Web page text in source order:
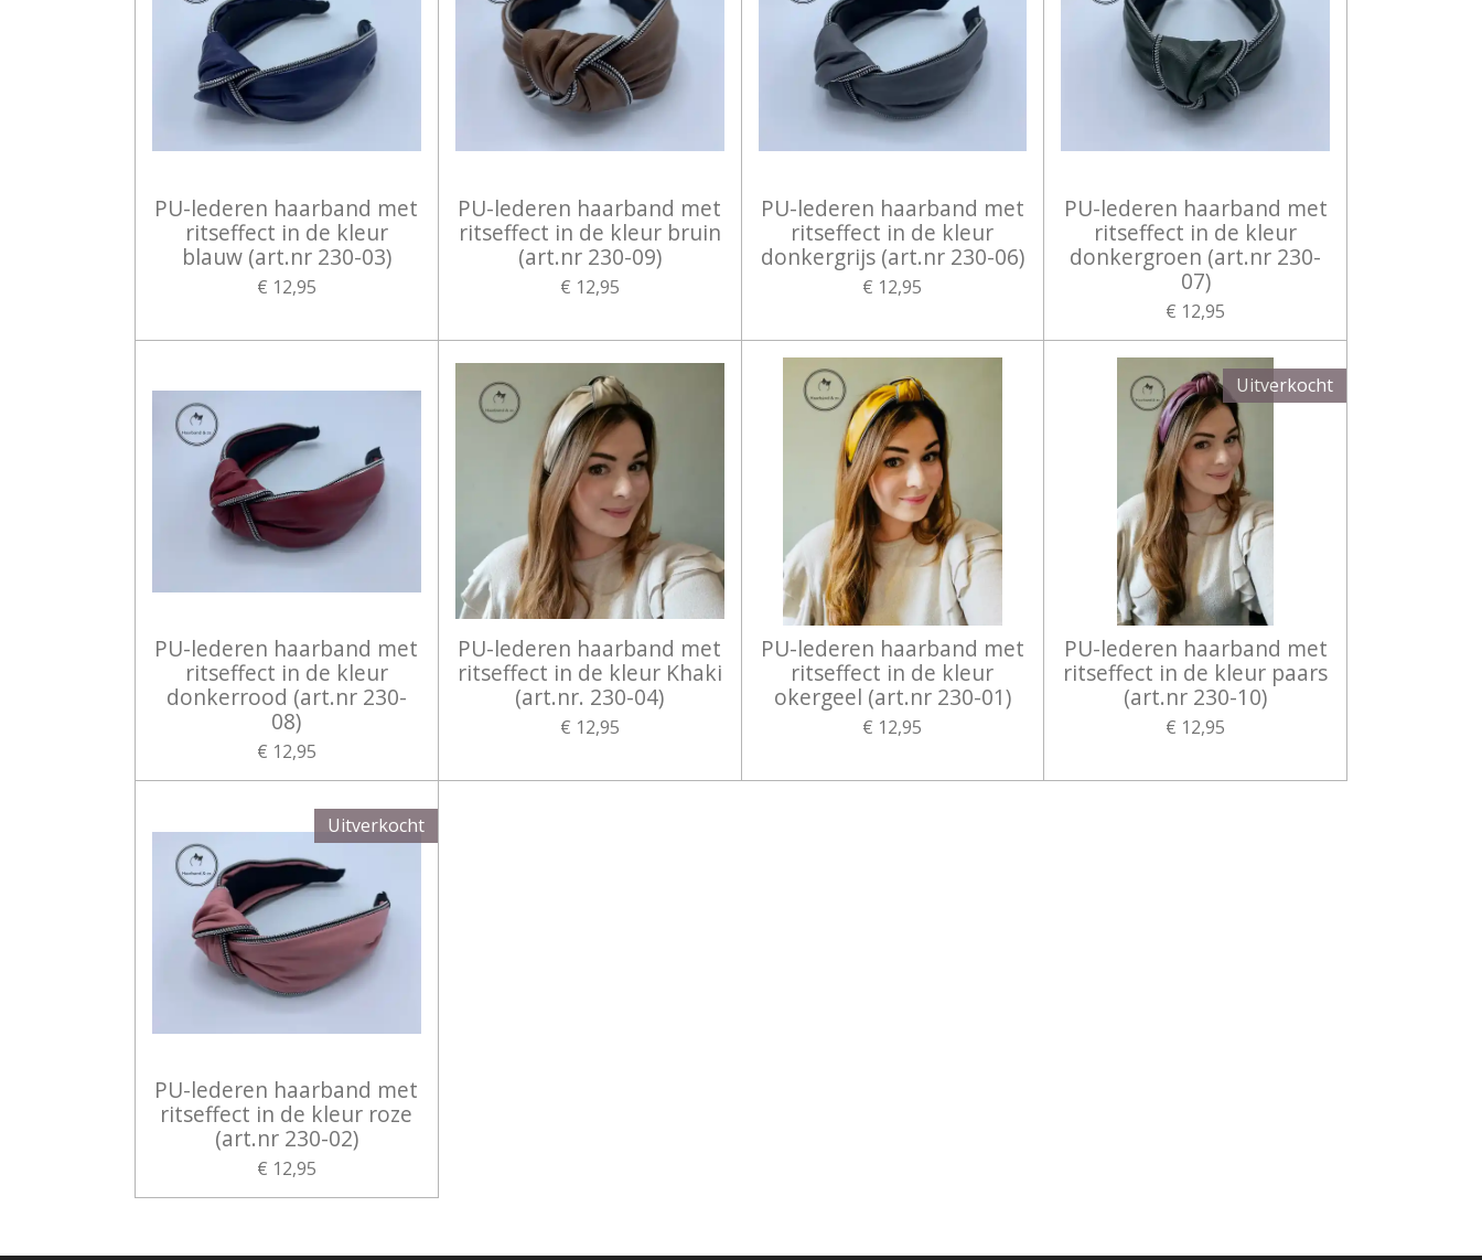
PU-lederen haarband met
ritseffect in de kleur
blauw (art.nr 230-03)
€ 12,95
PU-lederen haarband met
ritseffect in de kleur bruin
(art.nr 230-09)
€ 12,95
PU-lederen haarband met
ritseffect in de kleur
donkergrijs (art.nr 230-06)
€ 12,95
PU-lederen haarband met
ritseffect in de kleur
donkergroen (art.nr 230-
07)
€ 12,95
PU-lederen haarband met
ritseffect in de kleur
donkerrood (art.nr 230-
08)
€ 12,95
PU-lederen haarband met
ritseffect in de kleur Khaki
(art.nr. 230-04)
€ 12,95
PU-lederen haarband met
ritseffect in de kleur
okergeel (art.nr 230-01)
€ 12,95
Uitverkocht
PU-lederen haarband met
ritseffect in de kleur paars
(art.nr 230-10)
€ 12,95
Uitverkocht
PU-lederen haarband met
ritseffect in de kleur roze
(art.nr 230-02)
€ 12,95